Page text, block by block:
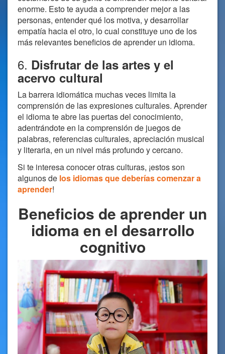
enorme. Esto te ayuda a comprender mejor a las
personas, entender qué los motiva, y desarrollar
empatía hacia el otro, lo cual constituye uno de los
más relevantes beneficios de aprender un idioma.
6. Disfrutar de las artes y el
acervo cultural
La barrera idiomática muchas veces limita la
comprensión de las expresiones culturales. Aprender
el idioma te abre las puertas del conocimiento,
adentrándote en la comprensión de juegos de
palabras, referencias culturales, apreciación musical
y literaria, en un nivel más profundo y cercano.
Si te interesa conocer otras culturas, ¡estos son
algunos de los idiomas que deberías comenzar a
aprender!
Beneficios de aprender un
idioma en el desarrollo
cognitivo